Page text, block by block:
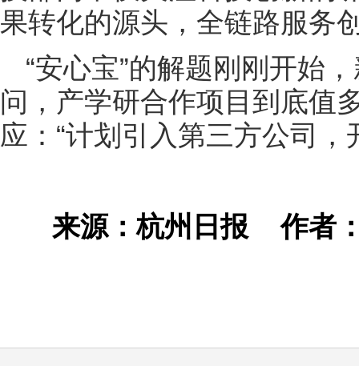
果转化的源头，全链路服务
“安心宝”的解题刚刚开始
问，产学研合作项目到底值
应：“计划引入第三方公司，
来源：杭州日报作者